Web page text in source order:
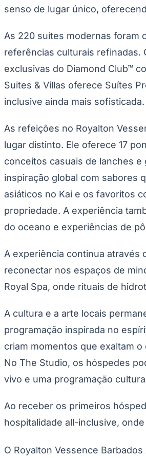
Panorama Econômico
Panorama Econômico
Para Sua Empresa
Anuncie no Portal
Anunciar VagasNovo
Publicidade Legal
NFL
Fórmula 1
UFC
Tênis (ATP)
MLB
Atletismo
Vôlei
NBB
Competições de Futebol
Brasileirão Série A
Paulistão
Copa do Brasil
Libertadores
Copa América
La Liga
Bundesliga
Mundial 2026
Times - Ir direto
senso de lugar único,
As 220 suítes modernas foram
referências culturais refinadas.
exclusivas do Diamond Club™
Suites & Villas oferece Suítes
inclusive ainda mais sofisticada.
As refeições no Royalton
lugar distinto. Ele oferece 17
conceitos casuais de lanches
inspiração global com sabores
asiáticos no Kai e os favoritos
propriedade. A experiência
do oceano e experiências de
A experiência continua através
reconectar nos espaços de
Royal Spa, onde rituais de
A cultura e a arte locais
programação inspirada no
criam momentos que exaltam
No The Studio, os hóspedes
vivo e uma programação
Ao receber os primeiros
hospitalidade all-inclusive,
O Royalton Vessence